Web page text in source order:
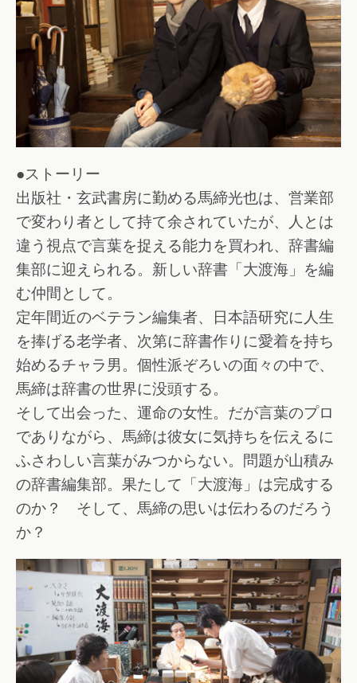
●ストーリー
出版社・玄武書房に勤める馬締光也は、営業部
で変わり者として持て余されていたが、人とは
違う視点で言葉を捉える能力を買われ、辞書編
集部に迎えられる。新しい辞書「大渡海」を編
む仲間として。
定年間近のベテラン編集者、日本語研究に人生
を捧げる老学者、次第に辞書作りに愛着を持ち
始めるチャラ男。個性派ぞろいの面々の中で、
馬締は辞書の世界に没頭する。
そして出会った、運命の女性。だが言葉のプロ
でありながら、馬締は彼女に気持ちを伝えるに
ふさわしい言葉がみつからない。問題が山積み
の辞書編集部。果たして「大渡海」は完成する
のか？ そして、馬締の思いは伝わるのだろう
か？